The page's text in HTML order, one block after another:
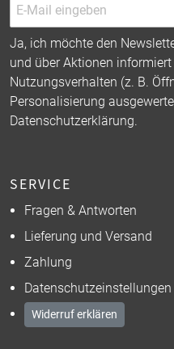
Ja, ich möchte den
und über Aktionen
Nutzungsverhalten (z. B.
Personalisierung
Datenschutzerklärung.
SERVICE
Fragen & Antworten
Lieferung und Versand
Zahlung
Datenschutzeinstellungen
Widerruf erklären